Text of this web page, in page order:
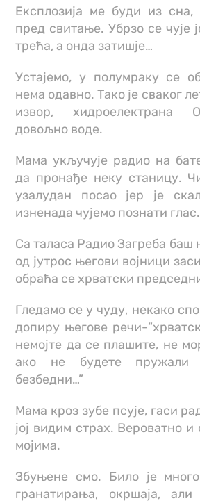
Експлозија ме буди из сна,
пред свитање. Убрзо се чује
трећа, а онда затишје…
Устајемо, у полумраку се
нема одавно. Тако је сваког
извор, хидроелектрана
довољно воде.
Мама укључује радио на
да пронађе неку станицу.
узалудан посао јер је
изненада чујемо познати глас.
Са таласа Радио Загреба баш
од јутрос његови војници
обраћа се хрватски
Гледамо се у чуду, некако
допиру његове речи-
немојте да се плашите, не
ако не будете пружали
безбедни…”
Мама кроз зубе псује, гаси
јој видим страх. Вероватно
мојима.
Збуњене смо. Било је
гранатирања, окршаја,